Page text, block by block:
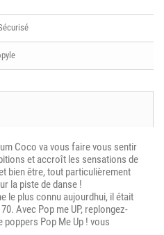
Coco va vous faire vous sentir
et accroît les sensations de
bien être, tout particulièrement
la piste de danse !
le plus connu aujourdhui, il était
Avec Pop me UP, replongez-
Pop Me Up ! vous